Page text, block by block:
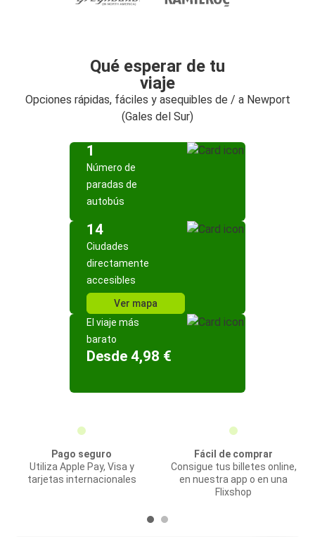
Qué esperar de tu
viaje
Opciones rápidas, fáciles y asequibles de / a Newport
(Gales del Sur)
1
Número de
paradas de
autobús
14
Ciudades
directamente
accesibles
Ver mapa
El viaje más
barato
Desde 4,98 €
Pago seguro
Utiliza Apple Pay, Visa y
tarjetas internacionales
Fácil de comprar
Consigue tus billetes online,
en nuestra app o en una
Flixshop